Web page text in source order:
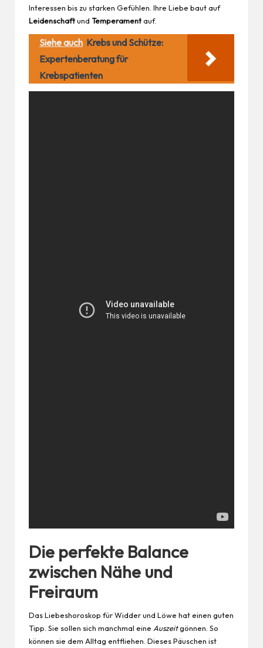
Interessen bis zu starken Gefühlen. Ihre Liebe baut auf
Leidenschaftund Temperamentauf.
Siehe auch Krebs und Schütze:
Expertenberatung für
Krebspatienten
Die perfekte Balance
zwischen Nähe und
Freiraum
Das Liebeshoroskop für Widder und Löwe hat einen guten
Tipp. Sie sollen sich manchmal eine Auszeitgönnen. So
können sie dem Alltag entfliehen. Dieses Päuschen ist